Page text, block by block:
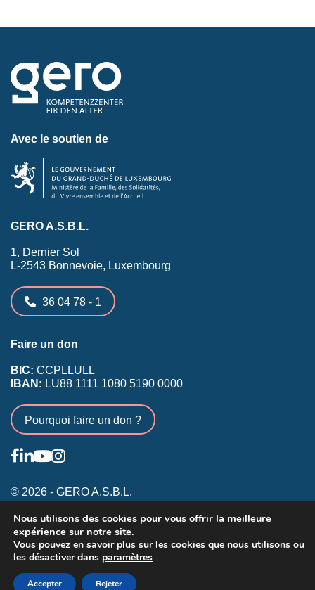
Avec le soutien de
GERO A.S.B.L.
1, Dernier Sol
L-2543 Bonnevoie, Luxembourg
36 04 78 - 1
Faire un don
BIC: CCPLLULL
IBAN: LU88 1111 1080 5190 0000
Pourquoi faire un don ?
© 2026 - GERO A.S.B.L.
Conditions générales
Inscription membres existants
Annonceurs
Nous utilisons des cookies pour vous offrir la meilleure
expérience sur notre site.
Vous pouvez en savoir plus sur les cookies que nous utilisons ou
les désactiver dans paramètres
Accepter Rejeter